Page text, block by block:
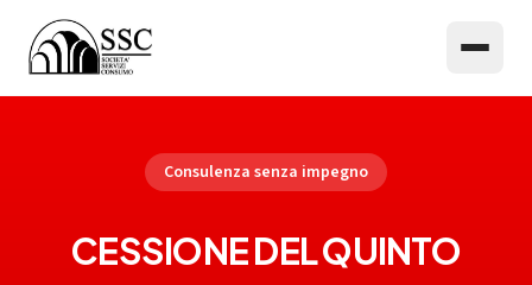
Consulenza senza impegno
CESSIONE DEL QUINTO